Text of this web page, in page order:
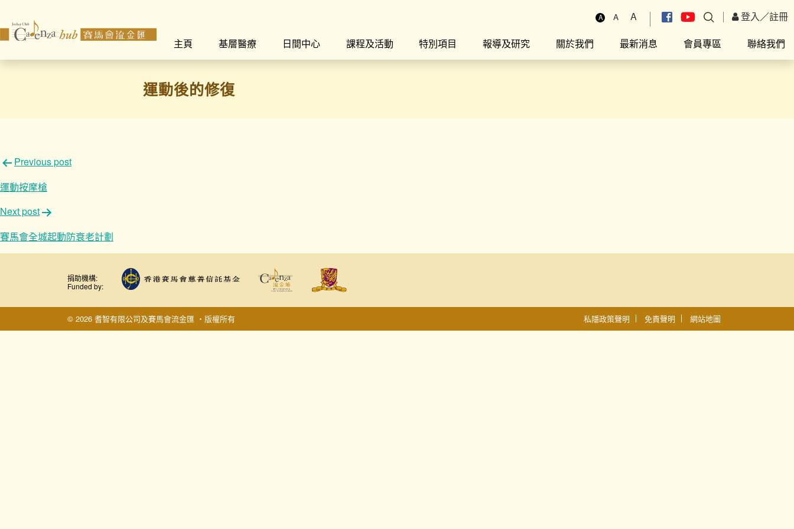
A A A 登入／註冊
主頁
基層醫療 日間中心 課程及活動 特別項目 報導及研究 關於我們 最新消息 會員專區 聯絡我們
運動後的修復
文
章
導
覽
Previous post
運動按摩槍
Next post
賽馬會全城起動防衰老計劃
捐助機構:
Funded by:
© 2026 耆智有限公司及賽馬會流金匯 ‧版權所有 私隱政策聲明 免責聲明 網站地圖